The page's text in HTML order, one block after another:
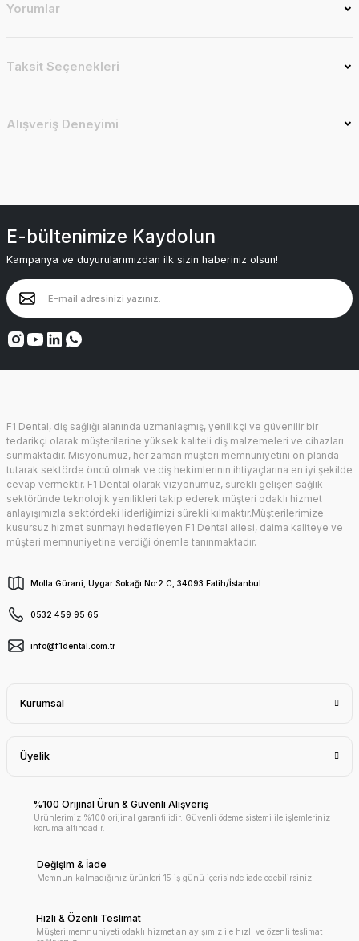
Yorumlar
Taksit Seçenekleri
Alışveriş Deneyimi
E-bültenimize Kaydolun
Kampanya ve duyurularımızdan ilk sizin haberiniz olsun!
F1 Dental, diş sağlığı alanında uzmanlaşmış, yenilikçi ve güvenilir bir
tedarikçi olarak müşterilerine yüksek kaliteli diş malzemeleri ve cihazları
sunmaktadır. Misyonumuz, her zaman müşteri memnuniyetini ön planda
tutarak sektörde öncü olmak ve diş hekimlerinin ihtiyaçlarına en iyi şekilde
cevap vermektir. F1 Dental olarak vizyonumuz, sürekli gelişen sağlık
sektöründe teknolojik yenilikleri takip ederek müşteri odaklı hizmet
anlayışımızla sektördeki liderliğimizi sürekli kılmaktır.Müşterilerimize
kusursuz hizmet sunmayı hedefleyen F1 Dental ailesi, daima kaliteye ve
müşteri memnuniyetine verdiği önemle tanınmaktadır.
Molla Gürani, Uygar Sokağı No:2 C, 34093 Fatih/İstanbul
0532 459 95 65
info@f1dental.com.tr
Kurumsal
Üyelik
%100 Orijinal Ürün & Güvenli Alışveriş
Ürünlerimiz %100 orijinal garantilidir. Güvenli ödeme sistemi ile işlemleriniz
koruma altındadır.
Değişim & İade
Memnun kalmadığınız ürünleri 15 iş günü içerisinde iade edebilirsiniz.
Hızlı & Özenli Teslimat
Müşteri memnuniyeti odaklı hizmet anlayışımız ile hızlı ve özenli teslimat